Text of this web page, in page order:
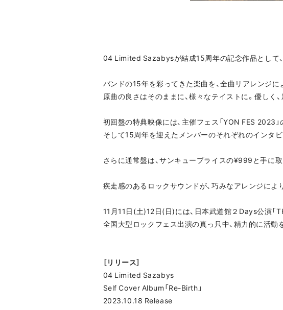
04 Limited Sazabysが結成15周年の記念作品として
バンドの15年を彩ってきた楽曲を、全曲リアレンジ
原曲の良さはそのままに、様々なテイストに。優しく
初回盤の特典映像には、主催フェス「YON FES 2023
そして15周年を迎えたメンバーのそれぞれのインタ
さらに通常盤は、サンキュープライスの¥999と手に
疾走感のあるロックサウンドが、巧みなアレンジによ
11月11日(土)12日(日)には、日本武道館２Days公演「
全国大型ロックフェス出演の真っ只中、精力的に活動
［リリース］
04 Limited Sazabys
Self Cover Album「Re-Birth」
2023.10.18 Release